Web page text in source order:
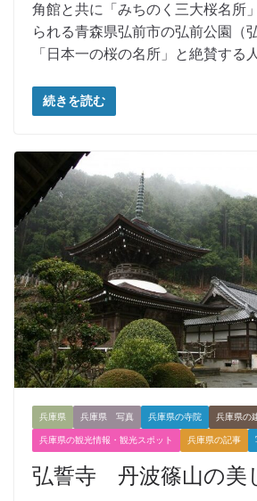
角館と共に「みちのく三大桜名所
られる青森県弘前市の弘前公園（
「日本一の桜の名所」と絶賛する
続きを読む
兵庫県 兵庫県 写真 兵庫県の寺院 兵庫県の
兵庫県の観光情報・観光スポット 兵庫県の記事
弘誓寺 丹波篠山の美